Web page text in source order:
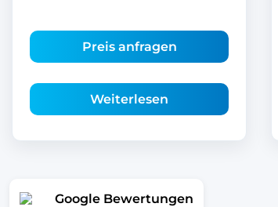
Google Bewertungen
Preis anfragen
Weiterlesen